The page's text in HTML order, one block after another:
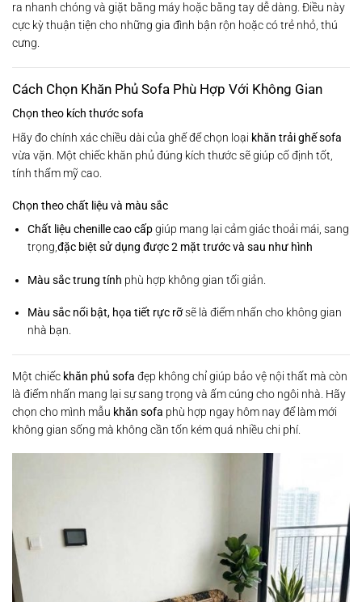
ra nhanh chóng và giặt bằng máy hoặc bằng tay dễ dàng. Điều này
cực kỳ thuận tiện cho những gia đình bận rộn hoặc có trẻ nhỏ, thú
cưng.
Cách Chọn Khăn Phủ Sofa Phù Hợp Với Không Gian
Chọn theo kích thước sofa
Hãy đo chính xác chiều dài của ghế để chọn loại khăn trải ghế sofa
vừa vặn. Một chiếc khăn phủ đúng kích thước sẽ giúp cố định tốt,
tính thẩm mỹ cao.
Chọn theo chất liệu và màu sắc
Chất liệu chenille cao cấpgiúp mang lại cảm giác thoải mái, sang
trọng, đặc biệt sử dụng được 2 mặt trước và sau như hình
Màu sắc trung tính phù hợp không gian tối giản.
Màu sắc nổi bật, họa tiết rực rỡsẽ là điểm nhấn cho không gian
nhà bạn.
Một chiếc khăn phủ sofa đẹp không chỉ giúp bảo vệ nội thất mà còn
là điểm nhấn mang lại sự sang trọng và ấm cúng cho ngôi nhà. Hãy
chọn cho mình mẫu khăn sofa phù hợp ngay hôm nay để làm mới
không gian sống mà không cần tốn kém quá nhiều chi phí.